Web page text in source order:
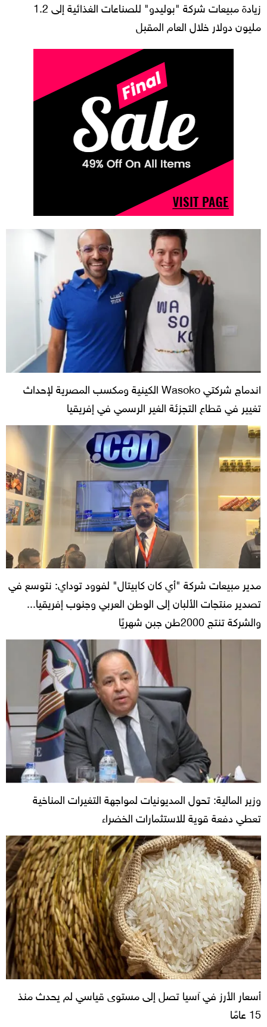
زيادة مبيعات شركة "بوليدو" للصناعات الغذائية إلى 1.2
مليون دولار خلال العام المقبل
اندماج شركتي Wasoko الكينية ومكسب المصرية لإحداث
تغيير في قطاع التجزئة الغير الرسمي في إفريقيا
مدير مبيعات شركة "أي كان كابيتال" لفوود توداي: نتوسع في
تصدير منتجات الألبان إلى الوطن العربي وجنوب إفريقيا...
والشركة تنتج 2000طن جبن شهريًا
وزير المالية: تحول المديونيات لمواجهة التغيرات المناخية
تعطي دفعة قوية للاستثمارات الخضراء
أسعار الأرز في آسيا تصل إلى مستوى قياسي لم يحدث منذ
15 عامًا